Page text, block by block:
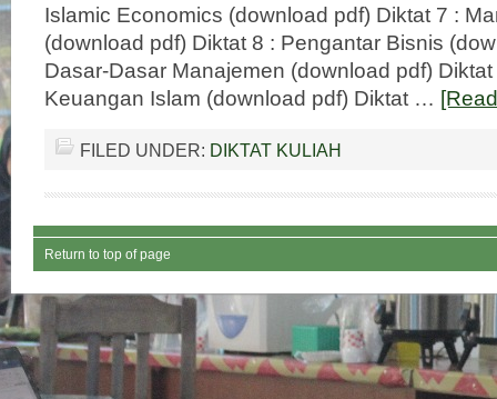
Islamic Economics (download pdf) Diktat 7 :
(download pdf) Diktat 8 : Pengantar Bisnis
Dasar-Dasar Manajemen (download pdf)
Keuangan Islam (download pdf) Diktat …
FILED UNDER: DIKTAT KULIAH
Return to top of page